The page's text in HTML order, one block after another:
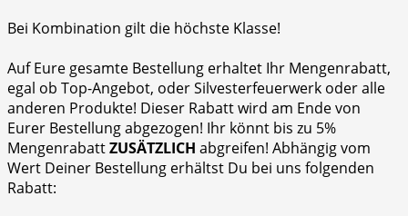
Bei Kombination gilt die höchste Klasse!
Auf Eure gesamte Bestellung erhaltet Ihr Mengenrabatt,
egal ob Top-Angebot, oder Silvesterfeuerwerk oder alle
anderen Produkte! Dieser Rabatt wird am Ende von
Eurer Bestellung abgezogen! Ihr könnt bis zu 5%
MengenrabattZUSÄTZLICH abgreifen! Abhängig vom
Wert Deiner Bestellung erhältst Du bei uns folgenden
Rabatt: